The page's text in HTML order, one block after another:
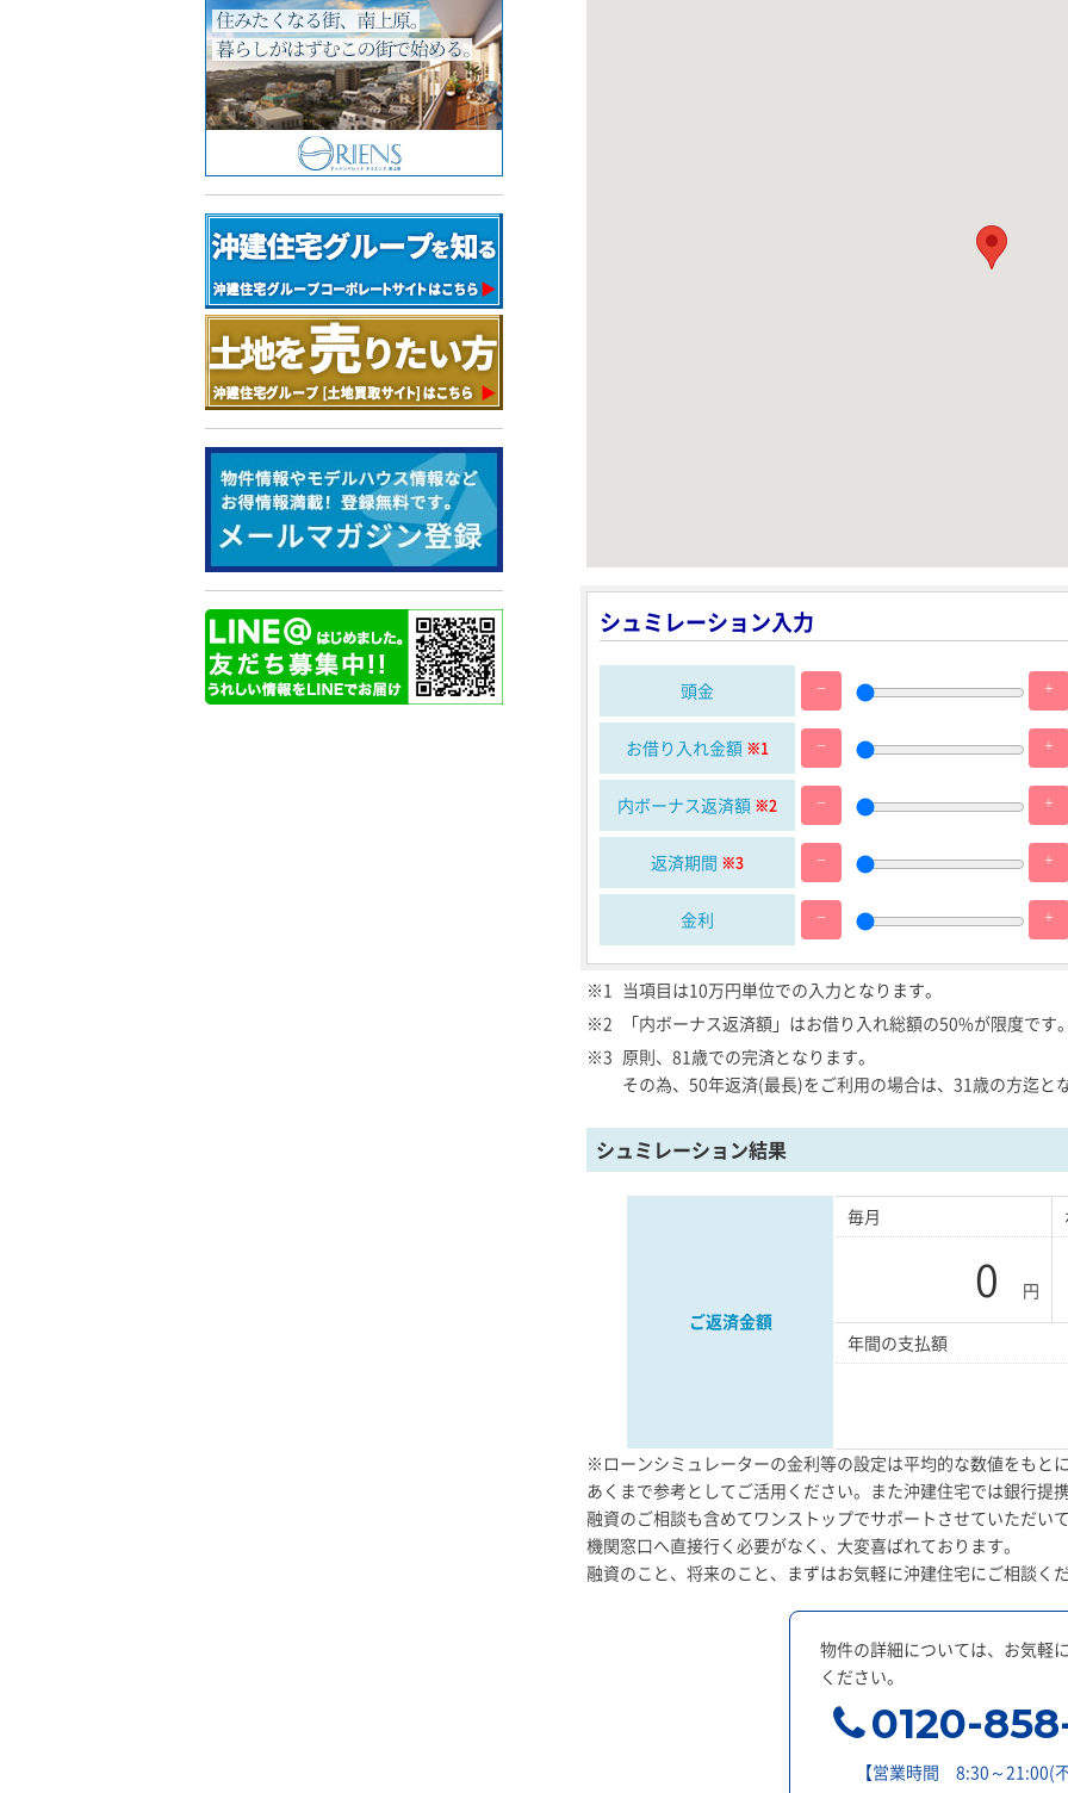
シュミレーション入力
頭金
お借り入れ金額 ※1
内ボーナス返済額 ※2
返済期間 ※3
金利
※1 当項目は10万円単位での入力となります。
※2
「内ボーナス返済額」はお借り入れ総額の50%が限度です
※3 原則、81歳での完済となります。
その為、50年返済(最長)をご利用の場合は、31歳の方迄と
シュミレーション結果
ご返済金額
毎月
0 円
年間の支払額
※ローンシミュレーターの金利等の設定は平均的な数値をもと
あくまで参考としてご活用ください。また沖建住宅では銀行提
融資のご相談も含めてワンストップでサポートさせていただい
機関窓口へ直接行く必要がなく、大変喜ばれております。
融資のこと、将来のこと、まずはお気軽に沖建住宅にご相談く
物件の詳細については、お気軽
ください。
0120-
【営業時間 8:30～21:00(